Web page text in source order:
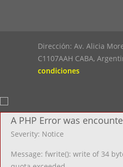
Dirección: Av. Alicia
C1107AAH CABA,
condiciones
A PHP Error was
Severity: Notice
Message: fwrite(): write of 34